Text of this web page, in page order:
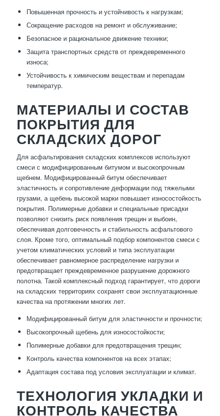
Повышенная прочность и устойчивость к нагрузкам;
Сокращение расходов на ремонт и обслуживание;
Безопасное и рациональное движение техники;
Защита транспортных средств от преждевременного
износа;
Устойчивость к химическим веществам и перепадам
температур.
МАТЕРИАЛЫ И СОСТАВ
ПОКРЫТИЯ ДЛЯ
СКЛАДСКИХ ДОРОГ
Для асфальтирования складских комплексов используют
смеси с модифицированным битумом и высокопрочным
щебнем. Модифицированный битум обеспечивает
эластичность и сопротивление деформации под тяжелыми
грузами, а щебень высокой марки повышает износостойкость
покрытия. Полимерные добавки и специальные присадки
позволяют снизить риск появления трещин и выбоин,
обеспечивая долговечность и стабильность асфальтового
слоя. Кроме того, оптимальный подбор компонентов смеси с
учетом климатических условий и типа эксплуатации
обеспечивает равномерное распределение нагрузки и
предотвращает преждевременное разрушение дорожного
полотна. Такой комплексный подход гарантирует, что дороги
на складских территориях сохранят свои эксплуатационные
качества на протяжении многих лет.
Модифицированный битум для эластичности и прочности;
Высокопрочный щебень для износостойкости;
Полимерные добавки для предотвращения трещин;
Контроль качества компонентов на всех этапах;
Адаптация состава под условия эксплуатации и климат.
ТЕХНОЛОГИЯ УКЛАДКИ И
КОНТРОЛЬ КАЧЕСТВА